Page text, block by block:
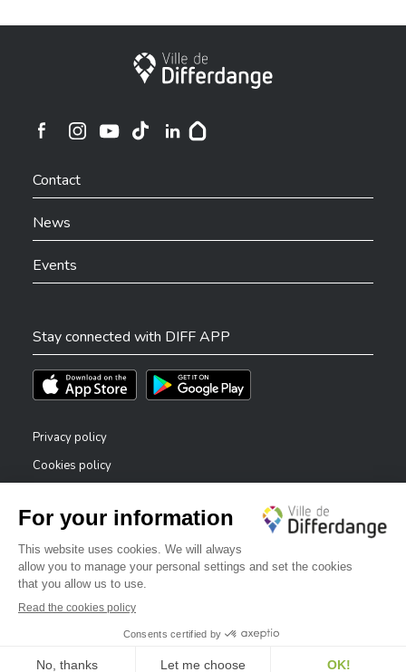
City of Differdange
Ville de Differdange sur Instagram
Contact
News
Events
Stay connected with DIFF APP
Téléchargez l'app sur l'App StoreTéléchargez l'app sur Play Store
Privacy policy
Cookies policy
Accessibility statement
Reporting system — whistleblowers
©2026 All rights reserved . City of Differdange
✕
Bonjour, comment puis-je vous aider ?